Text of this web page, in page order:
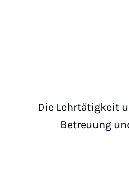
Die Lehrtätigkeit
Betreuung